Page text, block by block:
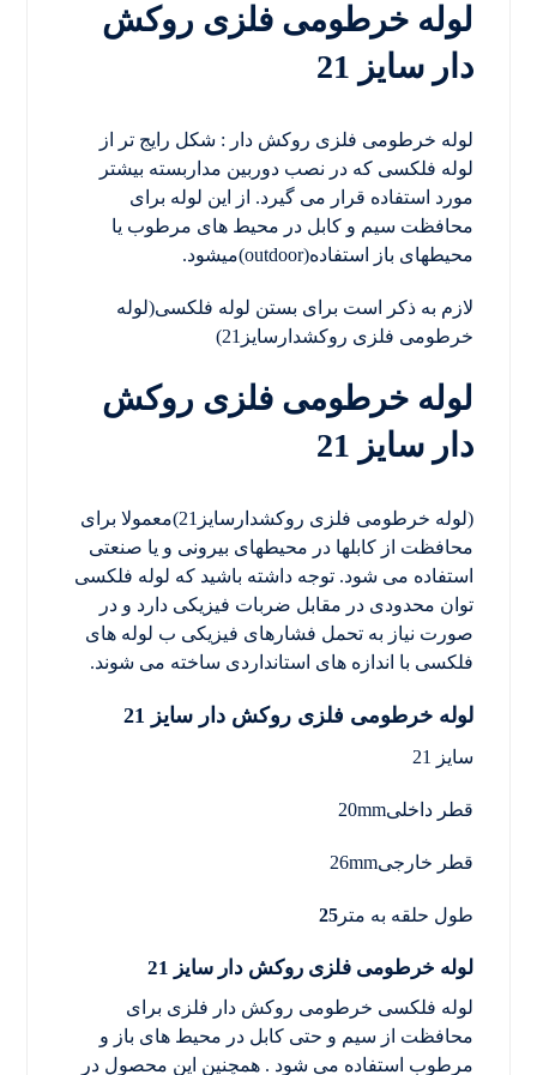
لوله خرطومی فلزی روکش
دار سایز 21
لوله خرطومی فلزی روکش دار : شکل رایج تر از
لوله فلکسی که در نصب دوربین مداربسته بیشتر
مورد استفاده قرار می گیرد. از این لوله برای
محافظت سیم و کابل در محیط های مرطوب یا
محیطهای باز استفاده(outdoor)میشود.
لازم به ذکر است برای بستن لوله فلکسی(لوله
خرطومی فلزی روکشدارسایز21)
لوله خرطومی فلزی روکش
دار سایز 21
(لوله خرطومی فلزی روکشدارسایز21)معمولا برای
محافظت از کابلها در محیطهای بیرونی و یا صنعتی
استفاده می شود. توجه داشته باشید که لوله فلکسی
توان محدودی در مقابل ضربات فیزیکی دارد و در
صورت نیاز به تحمل فشارهای فیزیکی ب لوله های
فلکسی با اندازه های استانداردی ساخته می شوند.
لوله خرطومی فلزی روکش دار سایز 21
سایز 21
قطر داخلی20mm
قطر خارجی26mm
طول حلقه به متر25
لوله خرطومی فلزی روکش دار سایز 21
لوله فلکسی خرطومی روکش دار فلزی برای
محافظت از سیم و حتی کابل در محیط های باز و
مرطوب استفاده می شود . همچنین این محصول در